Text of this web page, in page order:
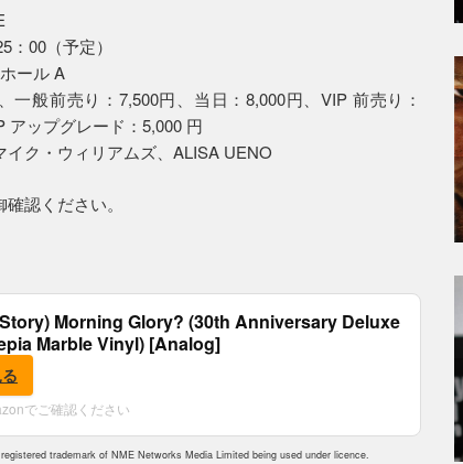
：00（予定）
ール A
般前売り：7,500円、当日：8,000円、VIP 前売り：
アップグレード：5,000 円
ク・ウィリアムズ、ALISA UENO
認ください。
Morning Glory? (30th Anniversary Deluxe
Marble Vinyl) [Analog]
でご確認ください
trademark of NME Networks Media Limited being used under licence.